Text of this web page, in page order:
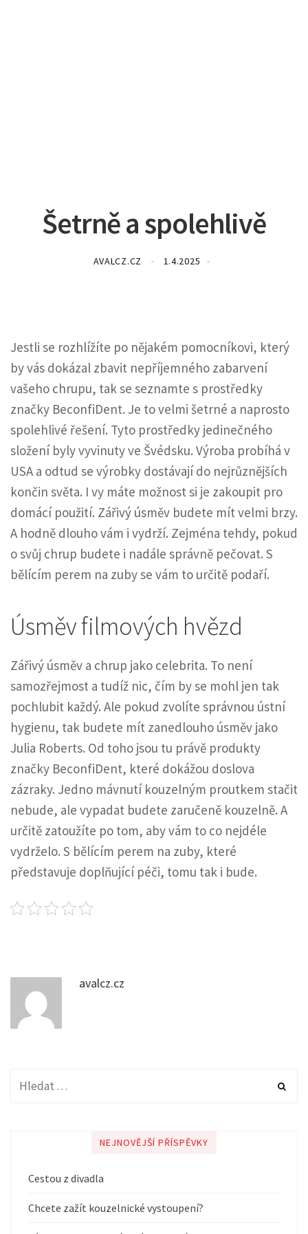
Šetrně a spolehlivě
AVALCZ.CZ 1.4.2025
Jestli se rozhlížíte po nějakém pomocníkovi, který
by vás dokázal zbavit nepříjemného zabarvení
vašeho chrupu, tak se seznamte s prostředky
značky BeconfiDent. Je to velmi šetrné a naprosto
spolehlivé řešení. Tyto prostředky jedinečného
složení byly vyvinuty ve Švédsku. Výroba probíhá v
USA a odtud se výrobky dostávají do nejrůznějších
končin světa. I vy máte možnost si je zakoupit pro
domácí použití. Zářivý úsměv budete mít velmi brzy.
A hodně dlouho vám i vydrží. Zejména tehdy, pokud
o svůj chrup budete i nadále správně pečovat. S
bělícím perem na zuby se vám to určitě podaří.
Úsměv filmových hvězd
Zářivý úsměv a chrup jako celebrita. To není
samozřejmost a tudíž nic, čím by se mohl jen tak
pochlubit každý. Ale pokud zvolíte správnou ústní
hygienu, tak budete mít zanedlouho úsměv jako
Julia Roberts. Od toho jsou tu právě produkty
značky BeconfiDent, které dokážou doslova
zázraky. Jedno mávnutí kouzelným proutkem stačit
nebude, ale vypadat budete zaručeně kouzelně. A
určitě zatoužíte po tom, aby vám to co nejdéle
vydrželo. S bělícím perem na zuby, které
představuje doplňující péči, tomu tak i bude.
avalcz.cz
NEJNOVĚJŠÍ PŘÍSPĚVKY
Cestou z divadla
Chcete zažít kouzelnické vystoupení?